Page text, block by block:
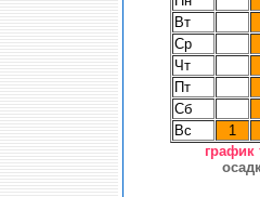
Вт
Ср
Чт
Пт
Сб
Вс
1
график